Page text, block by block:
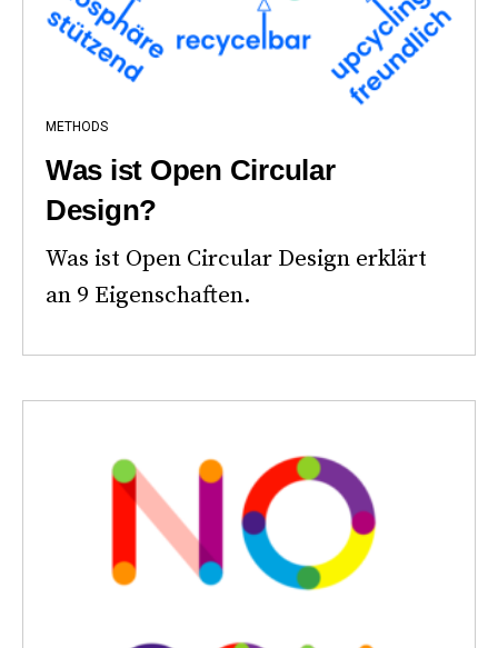
METHODS
Was ist Open Circular
Design?
Was ist Open Circular Design erklärt
an 9 Eigenschaften.